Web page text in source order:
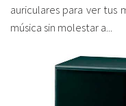
auriculares para ver tus
música sin molestar a...